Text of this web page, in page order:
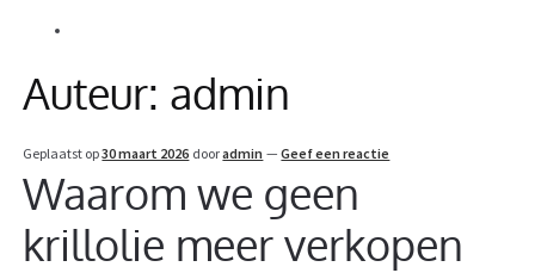
Informatie
Auteur: admin
Geplaatst op30 maart 2026 dooradmin —Geef een reactie
Waarom we geen
krillolie meer verkopen